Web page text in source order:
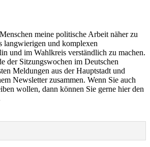
meine politische Arbeit näher zu
langwierigen und komplexen
und im Wahlkreis verständlich zu machen.
der Sitzungswochen im Deutschen
Meldungen aus der Hauptstadt und
Newsletter zusammen. Wenn Sie auch
wollen, dann können Sie gerne hier den